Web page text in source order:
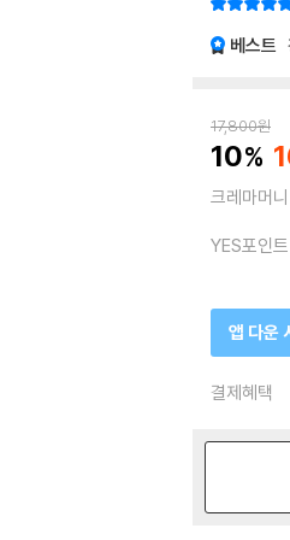
베스트
17,800원
10
크레마머
YES포인트
앱 다운
결제혜택